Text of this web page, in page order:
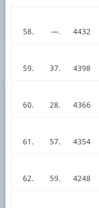
58. —. 4432
59. 37. 4398
60. 28. 4366
61. 57. 4354
62. 59. 4248